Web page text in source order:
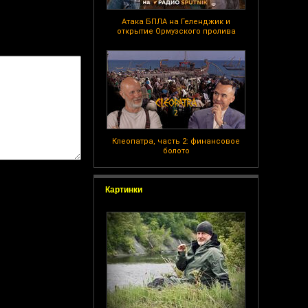
Атака БПЛА на Геленджик и
открытие Ормузского пролива
Клеопатра, часть 2: финансовое
болото
Картинки